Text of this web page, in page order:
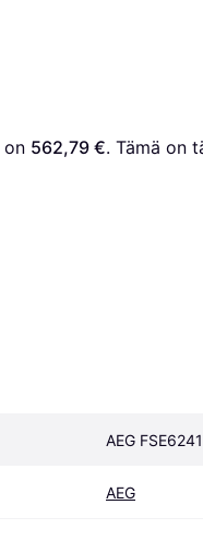
on 562,79 €. Tämä on
AEG
AEG